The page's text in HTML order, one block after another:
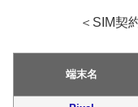
＜SIM契
端末名